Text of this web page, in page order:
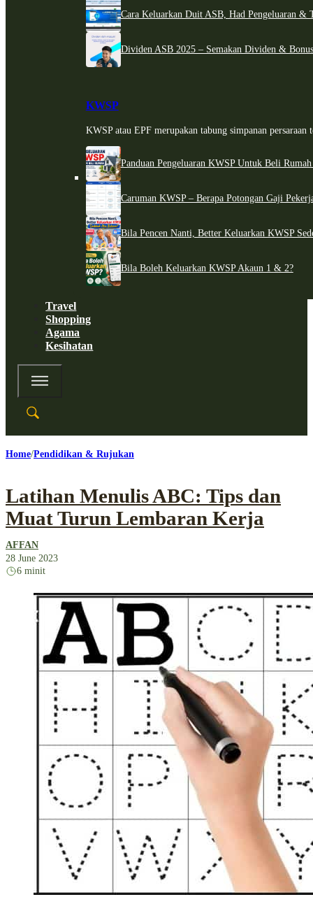
Cara Keluarkan Duit ASB, Had Pengeluaran &
Dividen ASB 2025 – Semakan Dividen &
KWSP
KWSP atau EPF merupakan tabung simpanan persaraan
Panduan Pengeluaran KWSP Untuk Beli
Caruman KWSP – Berapa Potongan Gaji
Bila Pencen Nanti, Better Keluarkan KWSP
Bila Boleh Keluarkan KWSP Akaun 1 & 2?
Travel
Shopping
Agama
Kesihatan
Home Pendidikan & Rujukan
Latihan Menulis ABC: Tips dan
Muat Turun Lembaran Kerja
AFFAN
28 June 2023
6 minit